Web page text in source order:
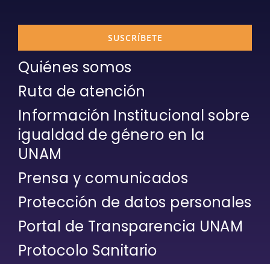
SUSCRÍBETE
Quiénes somos
Ruta de atención
Información Institucional sobre
igualdad de género en la
UNAM
Prensa y comunicados
Protección de datos personales
Portal de Transparencia UNAM
Protocolo Sanitario